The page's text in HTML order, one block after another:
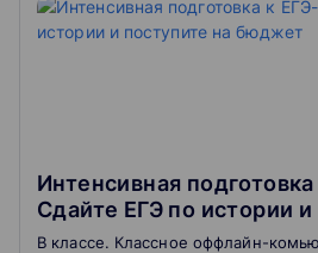
Интенсивная
Сдайте ЕГЭ по истории и
бюджет
В классе. Классное оффлайн-